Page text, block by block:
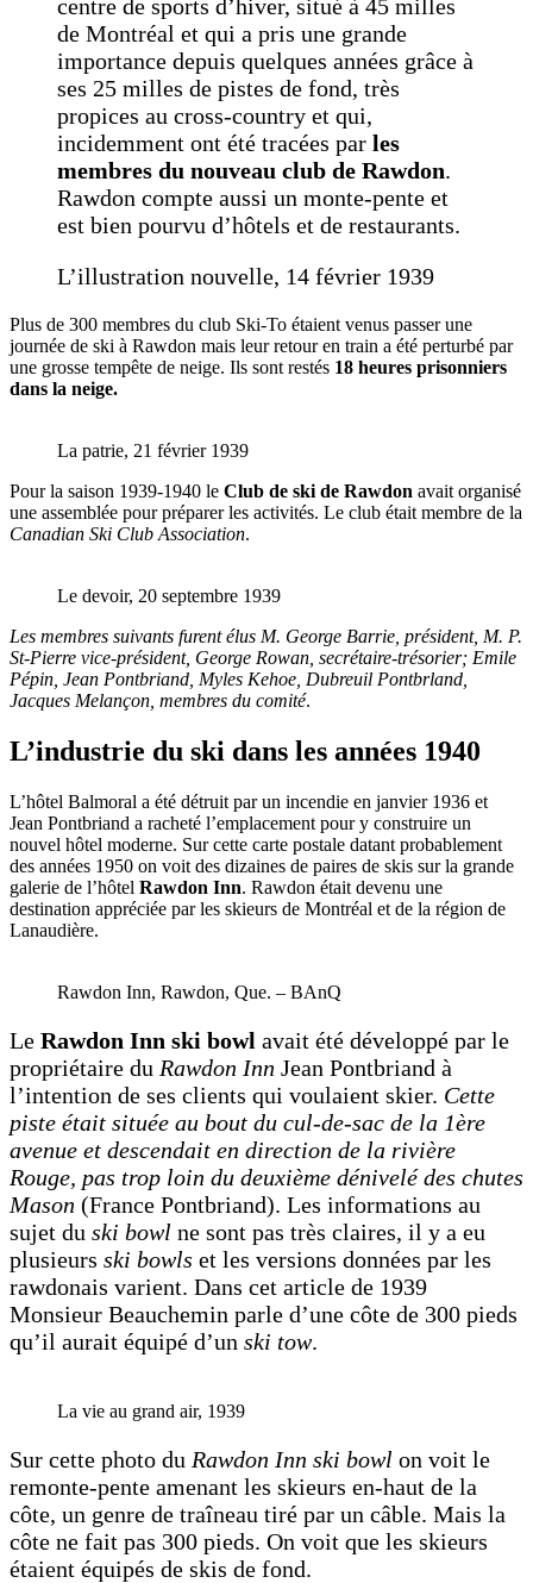
centre de sports d’hiver, situé à 45 milles
de Montréal et qui a pris une grande
importance depuis quelques années grâce à
ses 25 milles de pistes de fond, très
propices au cross-country et qui,
incidemment ont été tracées par les
membres du nouveau club de Rawdon.
Rawdon compte aussi un monte-pente et
est bien pourvu d’hôtels et de restaurants.
L’illustration nouvelle, 14 février 1939
Plus de 300 membres du club Ski-To étaient venus passer une
journée de ski à Rawdon mais leur retour en train a été perturbé par
une grosse tempête de neige. Ils sont restés 18 heures prisonniers
dans la neige.
La patrie, 21 février 1939
Pour la saison 1939-1940 le Club de ski de Rawdon avait organisé
une assemblée pour préparer les activités. Le club était membre de la
Canadian Ski Club Association.
Le devoir, 20 septembre 1939
Les membres suivants furent élus M. George Barrie, président, M. P.
St-Pierre vice-président, George Rowan, secrétaire-trésorier; Emile
Pépin, Jean Pontbriand, Myles Kehoe, Dubreuil Pontbrland,
Jacques Melançon, membres du comité.
L’industrie du ski dans les années 1940
L’hôtel Balmoral a été détruit par un incendie en janvier 1936 et
Jean Pontbriand a racheté l’emplacement pour y construire un
nouvel hôtel moderne. Sur cette carte postale datant probablement
des années 1950 on voit des dizaines de paires de skis sur la grande
galerie de l’hôtel Rawdon Inn. Rawdon était devenu une
destination appréciée par les skieurs de Montréal et de la région de
Lanaudière.
Rawdon Inn, Rawdon, Que. – BAnQ
Le Rawdon Inn ski bowl avait été développé par le
propriétaire du Rawdon Inn Jean Pontbriand à
l’intention de ses clients qui voulaient skier. Cette
piste était située au bout du cul-de-sac de la 1ère
avenue et descendait en direction de la rivière
Rouge, pas trop loin du deuxième dénivelé des chutes
Mason (France Pontbriand). Les informations au
sujet du ski bowl ne sont pas très claires, il y a eu
plusieurs ski bowls et les versions données par les
rawdonais varient. Dans cet article de 1939
Monsieur Beauchemin parle d’une côte de 300 pieds
qu’il aurait équipé d’un ski tow.
La vie au grand air, 1939
Sur cette photo du Rawdon Inn ski bowl on voit le
remonte-pente amenant les skieurs en-haut de la
côte, un genre de traîneau tiré par un câble. Mais la
côte ne fait pas 300 pieds. On voit que les skieurs
étaient équipés de skis de fond.